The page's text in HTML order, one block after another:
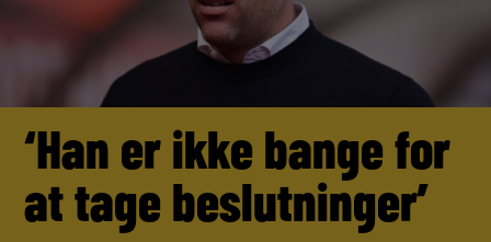
‘Han er ikke bange for
at tage beslutninger’